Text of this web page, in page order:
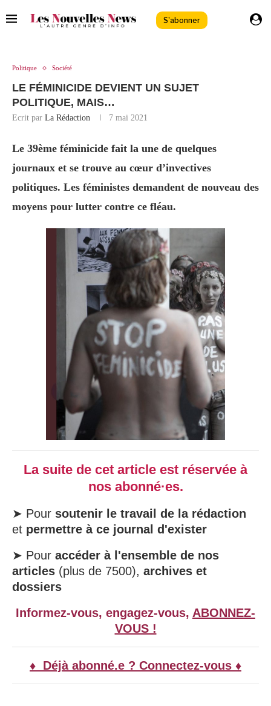
S'abonner
Politique Société
LE FÉMINICIDE DEVIENT UN SUJET
POLITIQUE, MAIS…
Ecrit par La Rédaction 7 mai 2021
Le 39ème féminicide fait la une de quelques
journaux et se trouve au cœur d’invectives
politiques. Les féministes demandent de nouveau des
moyens pour lutter contre ce fléau.
La suite de cet article est réservée à
nos abonné·es.
➤ Pour soutenir le travail de la rédaction
et permettre à ce journal d'exister
➤ Pour accéder à l'ensemble de nos
articles (plus de 7500), archives et
dossiers
Informez-vous, engagez-vous, ABONNEZ-
VOUS !
♦ Déjà abonné.e ? Connectez-vous ♦